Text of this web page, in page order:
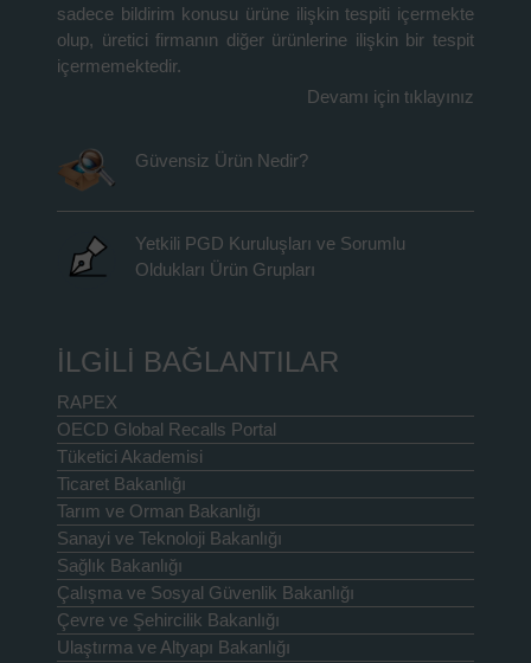
sadece bildirim konusu ürüne ilişkin tespiti içermekte
olup, üretici firmanın diğer ürünlerine ilişkin bir tespit
içermemektedir.
Devamı için tıklayınız
Güvensiz Ürün Nedir?
Yetkili PGD Kuruluşları ve Sorumlu
Oldukları Ürün Grupları
İLGİLİ BAĞLANTILAR
RAPEX
OECD Global Recalls Portal
Tüketici Akademisi
Ticaret Bakanlığı
Tarım ve Orman Bakanlığı
Sanayi ve Teknoloji Bakanlığı
Sağlık Bakanlığı
Çalışma ve Sosyal Güvenlik Bakanlığı
Çevre ve Şehircilik Bakanlığı
Ulaştırma ve Altyapı Bakanlığı